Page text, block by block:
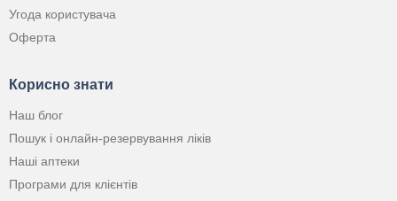
Угода користувача
Оферта
Корисно знати
Наш блог
Пошук і онлайн-резервування ліків
Наші аптеки
Програми для клієнтів